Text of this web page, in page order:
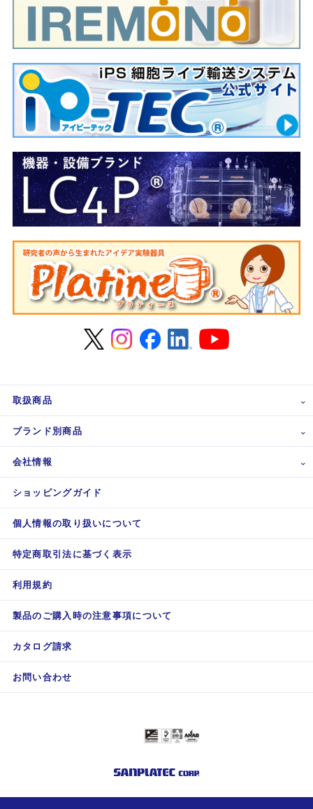
取扱商品
ブランド別商品
会社情報
ショッピングガイド
個人情報の取り扱いについて
特定商取引法に基づく表示
利用規約
製品のご購入時の注意事項について
カタログ請求
お問い合わせ